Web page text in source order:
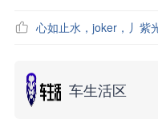
心如止水 ， joker ， 丿紫
车生活区